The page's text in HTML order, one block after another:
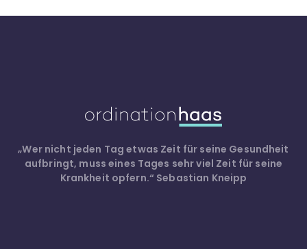
„Wer nicht jeden Tag etwas Zeit für seine Gesundheit
aufbringt, muss eines Tages sehr viel Zeit für seine
Krankheit opfern.“ Sebastian Kneipp